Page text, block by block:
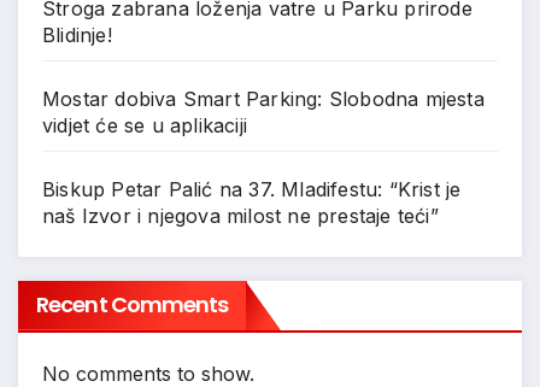
Stroga zabrana loženja vatre u Parku prirode
Blidinje!
Mostar dobiva Smart Parking: Slobodna mjesta
vidjet će se u aplikaciji
Biskup Petar Palić na 37. Mladifestu: “Krist je
naš Izvor i njegova milost ne prestaje teći”
Recent Comments
No comments to show.